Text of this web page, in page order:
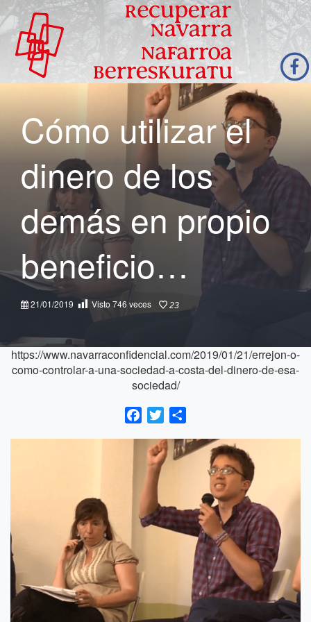
Cómo utilizar el
dinero de los
demás en propio
beneficio…
21/01/2019 Visto746 veces 23
https://www.navarraconfidencial.com/2019/01/21/errejon-o-
como-controlar-a-una-sociedad-a-costa-del-dinero-de-esa-
sociedad/
Facebook
Twitter